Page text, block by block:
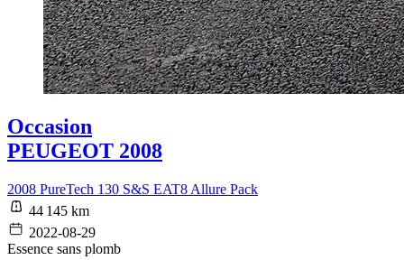
Occasion
PEUGEOT 2008
2008 PureTech 130 S&S EAT8 Allure Pack
44 145 km
2022-08-29
Essence sans plomb